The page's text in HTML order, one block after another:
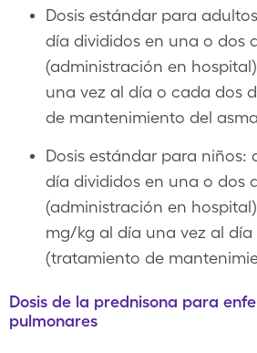
Dosis estándar para
día divididos en una o dos
(administración en
una vez al día o cada dos
de mantenimiento del
Dosis estándar para niños:
día divididos en una o dos
(administración en
mg/kg al día una vez al
(tratamiento de
Dosis de la prednisona para
pulmonares